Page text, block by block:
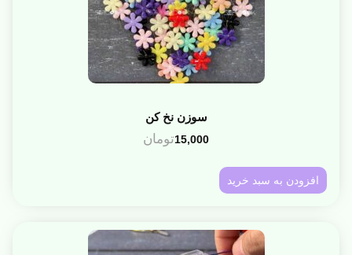
سوزن نخ کن
15,000تومان
افزودن به سبد خرید